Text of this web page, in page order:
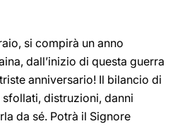
si compirà un anno
dall’inizio di questa guerra
anniversario! Il bilancio di
distruzioni, danni
da sé. Potrà il Signore